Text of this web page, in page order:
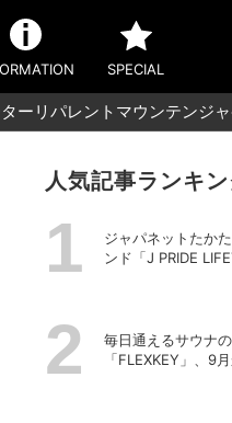
SPECIAL
ーリパレントマウンテンジャ
人気記事ランキ
ジャパネットたか
ンド「J PRIDE
毎日通えるサウナ
「FLEXKEY」、9